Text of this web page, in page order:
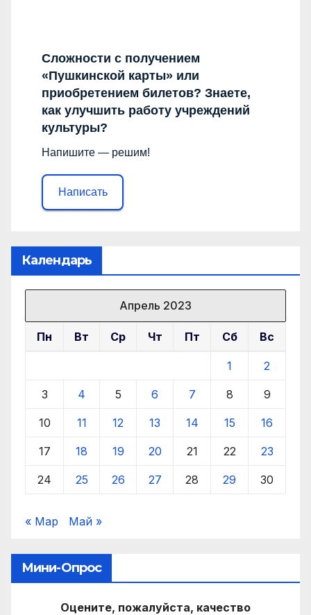
Сложности с получением
«Пушкинской карты» или
приобретением билетов? Знаете,
как улучшить работу учреждений
культуры?
Напишите — решим!
Написать
Календарь
Апрель 2023
Пн Вт Ср Чт Пт Сб Вс
1 2
3 4 5 6 7 8 9
10 11 12 13 14 15 16
17 18 19 20 21 22 23
24 25 26 27 28 29 30
« Мар Май »
Мини-Опрос
Оцените, пожалуйста, качество